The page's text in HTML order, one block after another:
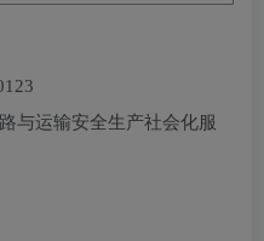
与运输安全生产社会化服